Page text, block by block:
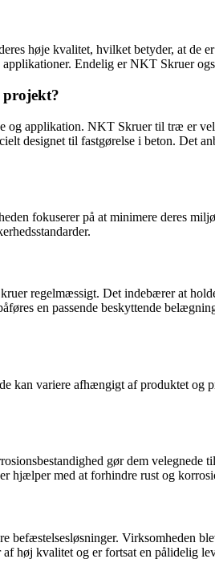
høje kvalitet, hvilket betyder, at de
Endelig er NKT Skruer
og applikation. NKT Skruer til træ er
designet til fastgørelse i beton. Det
fokuserer på at minimere deres
regelmæssigt. Det indebærer at
en passende beskyttende
kan variere afhængigt af produktet og
gør dem velegnede
hjælper med at forhindre rust og
befæstelsesløsninger. Virksomheden
høj kvalitet og er fortsat en pålidelig